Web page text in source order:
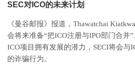
SEC对ICO的未来计划
《曼谷邮报》报道，Thawatchai
会将来准备“把ICO注册与IPO部门合并
ICO项目拥有发展的潜力，SECI将会与
的诈骗行为。